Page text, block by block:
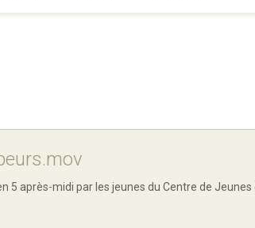
5 après-midi par les jeunes du Centre de